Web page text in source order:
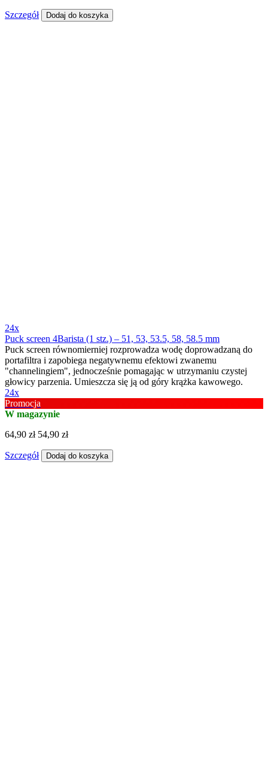
Szczegół Dodaj do koszyka
24x
Puck screen 4Barista (1 stz.) – 51, 53, 53.5, 58, 58.5 mm
Puck screen równomierniej rozprowadza wodę doprowadzaną do
portafiltra i zapobiega negatywnemu efektowi zwanemu
"channelingiem", jednocześnie pomagając w utrzymaniu czystej
głowicy parzenia. Umieszcza się ją od góry krążka kawowego.
24x
Promocja
W magazynie
64,90 zł 54,90 zł
Szczegół Dodaj do koszyka